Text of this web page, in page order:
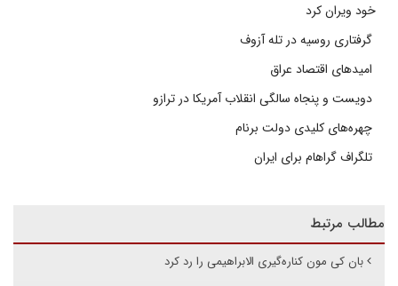
خود ویران کرد
گرفتاری روسیه در تله آزوف
امیدهای اقتصاد عراق
دویست و پنجاه سالگی انقلاب آمریکا در ترازو
چهره‌های کلیدی دولت برنام
تلگراف گراهام برای ایران
مطالب مرتبط
بان کی مون کناره‌گیری الابراهیمی را رد کرد